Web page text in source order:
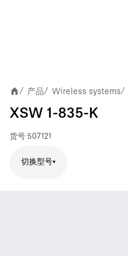
/ 产品/ Wireless systems/
XSW 1-835-K
货号 507121
切换型号